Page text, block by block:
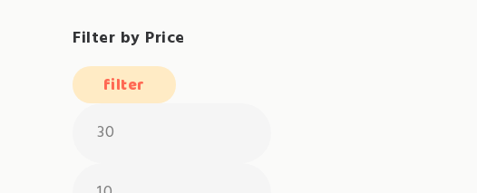
Filter by Price
filter